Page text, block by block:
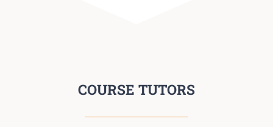
COURSE TUTORS